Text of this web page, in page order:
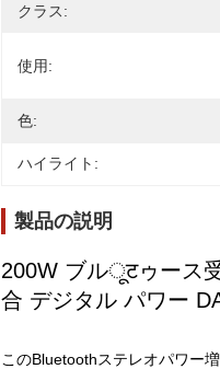
クラス:
使用:
色:
ハイライト:
製品の説明
200W ブルूटゥース
合 デジタル パワー
このBluetoothステレオパワー